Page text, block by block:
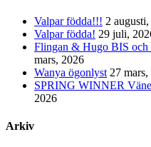
Valpar födda!!! 2
Valpar födda! 29 juli,
Flingan & Hugo BIS och
mars, 2026
Wanya ögonlyst 27
SPRING WINNER
2026
Arkiv